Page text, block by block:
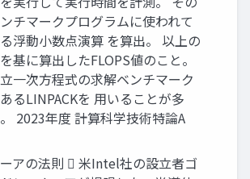
チマークプログラムに使われて
浮動小数点演算 を算出。 以上の
基に算出したFLOPS値のこと。
一次方程式の求解ベンチマーク
るLINPACKを 用いることが多
2023年度 計算科学技術特論A
アの法則  米Intel社の設立者ゴ